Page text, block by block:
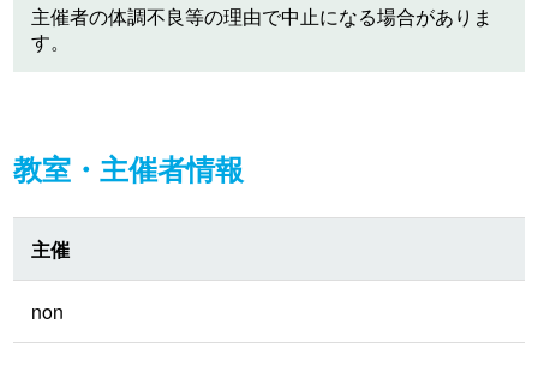
主催者の体調不良等の理由で中止になる場合がありま
す。
教室・主催者情報
主催
non